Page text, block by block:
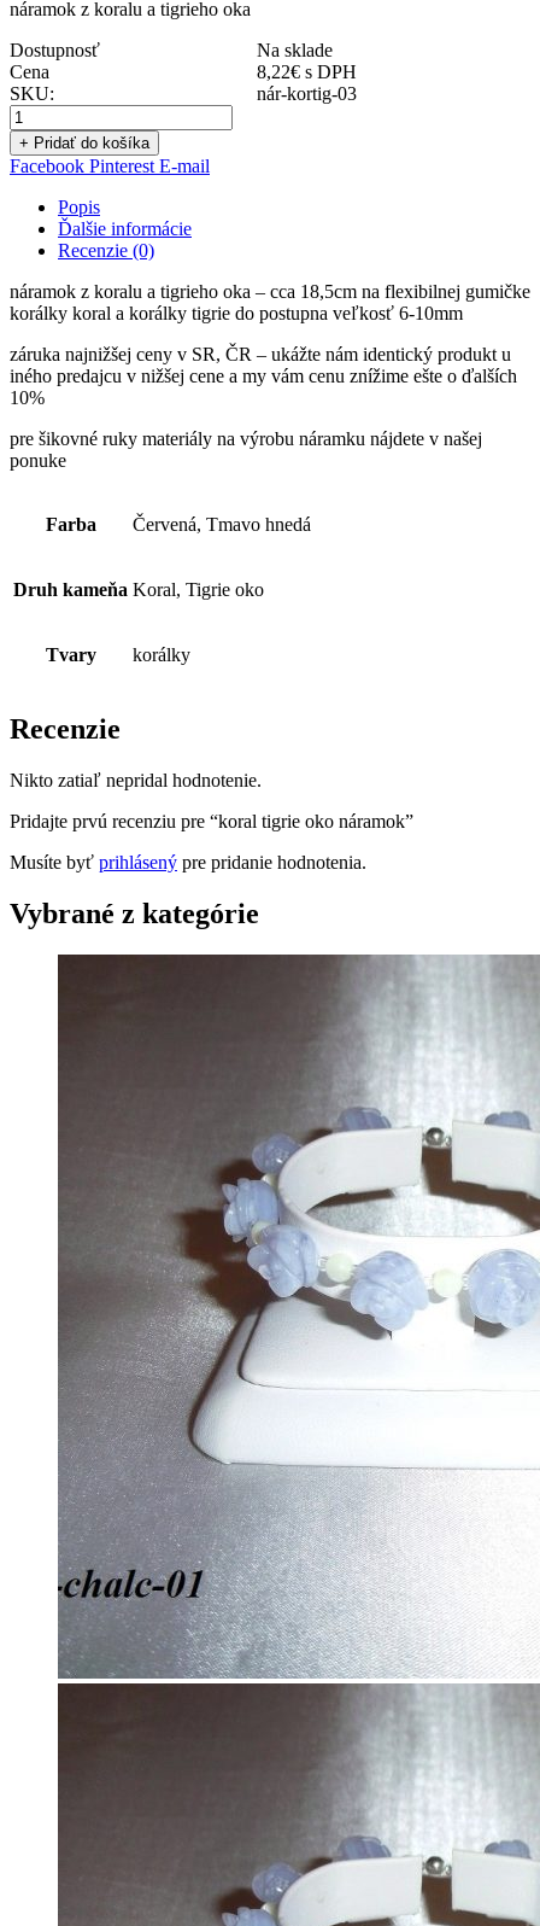
náramok z koralu a tigrieho oka
Dostupnosť
Na sklade
Cena
8,22€ s DPH
SKU:
nár-kortig-03
+ Pridať do košíka
Facebook Pinterest E-mail
Popis
Ďalšie informácie
Recenzie (0)
náramok z koralu a tigrieho oka – cca 18,5cm na flexibilnej gumičke
korálky koral a korálky tigrie do postupna veľkosť 6-10mm
záruka najnižšej ceny v SR, ČR – ukážte nám identický produkt u
iného predajcu v nižšej cene a my vám cenu znížime ešte o ďalších
10%
pre šikovné ruky materiály na výrobu náramku nájdete v našej
ponuke
Farba Červená, Tmavo hnedá
Druh kameňa Koral, Tigrie oko
Tvary korálky
Recenzie
Nikto zatiaľ nepridal hodnotenie.
Pridajte prvú recenziu pre “koral tigrie oko náramok”
Musíte byť prihlásený pre pridanie hodnotenia.
Vybrané z kategórie